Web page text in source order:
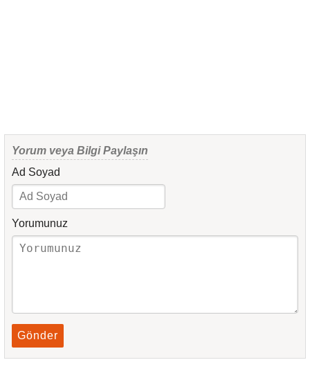
Yorum veya Bilgi Paylaşın
Ad Soyad
Yorumunuz
Gönder